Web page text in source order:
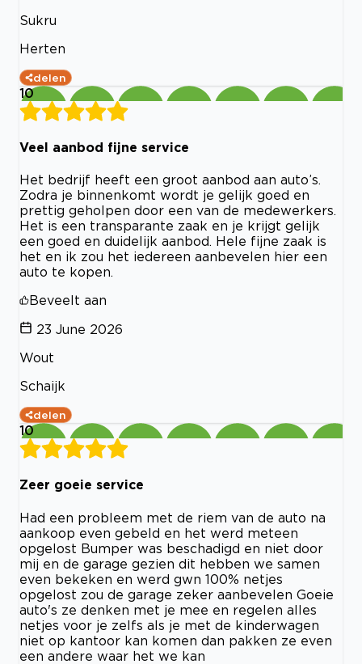
Sukru
Herten
delen
10
Veel aanbod fijne service
Het bedrijf heeft een groot aanbod aan auto’s.
Zodra je binnenkomt wordt je gelijk goed en
prettig geholpen door een van de medewerkers.
Het is een transparante zaak en je krijgt gelijk
een goed en duidelijk aanbod. Hele fijne zaak is
het en ik zou het iedereen aanbevelen hier een
auto te kopen.
Beveelt aan
23 June 2026
Wout
Schaijk
delen
10
Zeer goeie service
Had een probleem met de riem van de auto na
aankoop even gebeld en het werd meteen
opgelost Bumper was beschadigd en niet door
mij en de garage gezien dit hebben we samen
even bekeken en werd gwn 100% netjes
opgelost zou de garage zeker aanbevelen Goeie
auto's ze denken met je mee en regelen alles
netjes voor je zelfs als je met de kinderwagen
niet op kantoor kan komen dan pakken ze even
een andere waar het we kan